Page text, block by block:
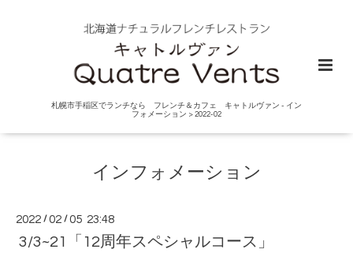
札幌市手稲区でランチなら フレンチ＆カフェ キャトルヴァン - イン
フォメーション > 2022-02
インフォメーション
2022 /02 /05 23:48
3/3~21「12周年スペシャルコース」